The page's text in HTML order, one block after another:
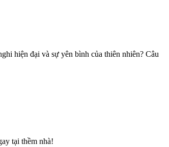
hiện đại và sự yên bình của thiên nhiên? Câu
tại thềm nhà!